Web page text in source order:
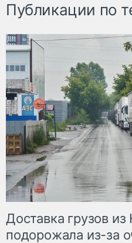
Публикации по
Доставка грузов
подорожала из-за